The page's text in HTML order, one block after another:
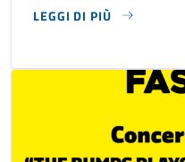
LEGGI DI PIÙ
SU CONCERTO “IO…